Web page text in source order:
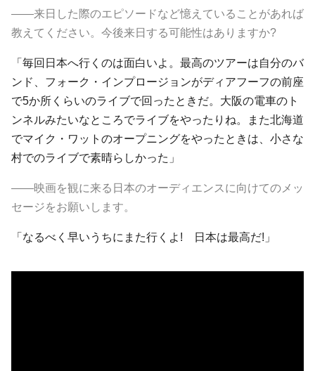
――来日した際のエピソードなど憶えていることがあれば
教えてください。今後来日する可能性はありますか?
「毎回日本へ行くのは面白いよ。最高のツアーは自分のバ
ンド、フォーク・インプロージョンがディアフーフの前座
で5か所くらいのライブで回ったときだ。大阪の電車のト
ンネルみたいなところでライブをやったりね。また北海道
でマイク・ワットのオープニングをやったときは、小さな
村でのライブで素晴らしかった」
――映画を観に来る日本のオーディエンスに向けてのメッ
セージをお願いします。
「なるべく早いうちにまた行くよ! 日本は最高だ!」